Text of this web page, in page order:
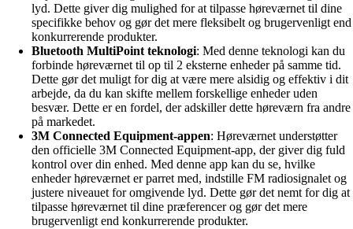
lyd. Dette giver dig mulighed for at tilpasse høreværnet til dine
specifikke behov og gør det mere fleksibelt og brugervenligt end
konkurrerende produkter.
Bluetooth MultiPoint teknologi: Med denne teknologi kan du
forbinde høreværnet til op til 2 eksterne enheder på samme tid.
Dette gør det muligt for dig at være mere alsidig og effektiv i dit
arbejde, da du kan skifte mellem forskellige enheder uden
besvær. Dette er en fordel, der adskiller dette høreværn fra andre
på markedet.
3M Connected Equipment-appen: Høreværnet understøtter
den officielle 3M Connected Equipment-app, der giver dig fuld
kontrol over din enhed. Med denne app kan du se, hvilke
enheder høreværnet er parret med, indstille FM radiosignalet og
justere niveauet for omgivende lyd. Dette gør det nemt for dig at
tilpasse høreværnet til dine præferencer og gør det mere
brugervenligt end konkurrerende produkter.